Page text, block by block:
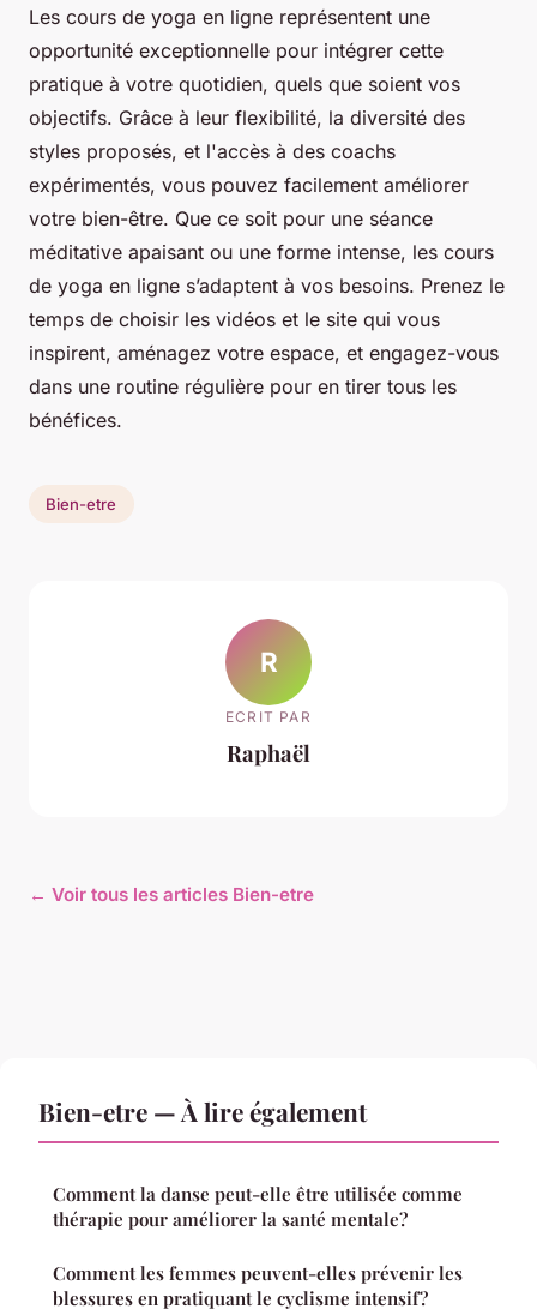
Les cours de yoga en ligne représentent une
opportunité exceptionnelle pour intégrer cette
pratique à votre quotidien, quels que soient vos
objectifs. Grâce à leur flexibilité, la diversité des
styles proposés, et l'accès à des coachs
expérimentés, vous pouvez facilement améliorer
votre bien-être. Que ce soit pour une séance
méditative apaisant ou une forme intense, les cours
de yoga en ligne s’adaptent à vos besoins. Prenez le
temps de choisir les vidéos et le site qui vous
inspirent, aménagez votre espace, et engagez-vous
dans une routine régulière pour en tirer tous les
bénéfices.
Bien-etre
R
ECRIT PAR
Raphaël
← Voir tous les articles Bien-etre
Bien-etre — À lire également
Comment la danse peut-elle être utilisée comme
thérapie pour améliorer la santé mentale?
Comment les femmes peuvent-elles prévenir les
blessures en pratiquant le cyclisme intensif?